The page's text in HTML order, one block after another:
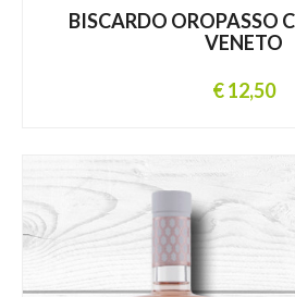
BISCARDO OROPASSO
VENETO
€ 12,50